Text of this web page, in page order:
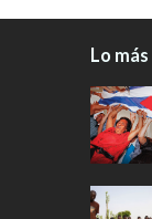
Lo